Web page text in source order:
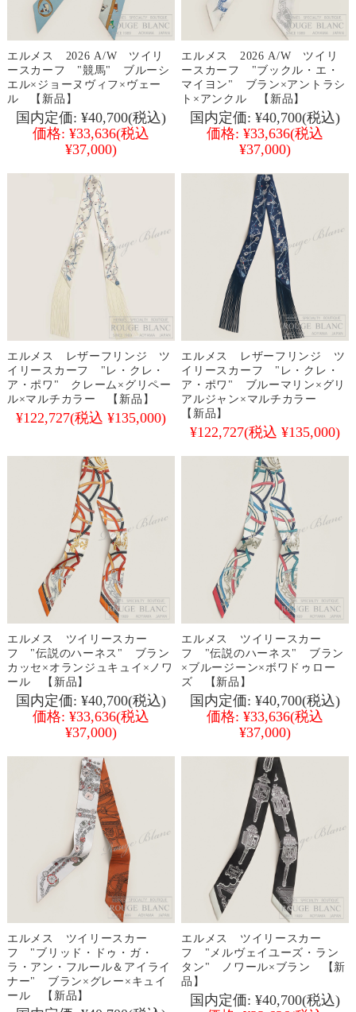
エルメス 2026 A/W ツイリ
ースカーフ "競馬" ブルーシ
エル×ジョーヌヴィフ×ヴェー
ル 【新品】
国内定価: ¥40,700(税込)
価格: ¥33,636(税込
¥37,000)
エルメス 2026 A/W ツイリ
ースカーフ "ブックル・エ・
マイヨン" ブラン×アントラシ
ト×アンクル 【新品】
国内定価: ¥40,700(税込)
価格: ¥33,636(税込
¥37,000)
エルメス レザーフリンジ ツ
イリースカーフ "レ・クレ・
ア・ポワ" クレーム×グリペー
ル×マルチカラー 【新品】
¥122,727(税込 ¥135,000)
エルメス レザーフリンジ ツ
イリースカーフ "レ・クレ・
ア・ポワ" ブルーマリン×グリ
アルジャン×マルチカラー
【新品】
¥122,727(税込 ¥135,000)
エルメス ツイリースカー
フ "伝説のハーネス" ブラン
カッセ×オランジュキュイ×ノワ
ール 【新品】
国内定価: ¥40,700(税込)
価格: ¥33,636(税込
¥37,000)
エルメス ツイリースカー
フ "伝説のハーネス" ブラン
×ブルージーン×ボワドゥロー
ズ 【新品】
国内定価: ¥40,700(税込)
価格: ¥33,636(税込
¥37,000)
エルメス ツイリースカー
フ "ブリッド・ドゥ・ガ・
ラ・アン・フルール＆アイライ
ナー" ブラン×グレー×キュイ
ール 【新品】
エルメス ツイリースカー
フ "メルヴェイユーズ・ラン
タン" ノワール×ブラン 【新
品】
国内定価: ¥40,700(税込)